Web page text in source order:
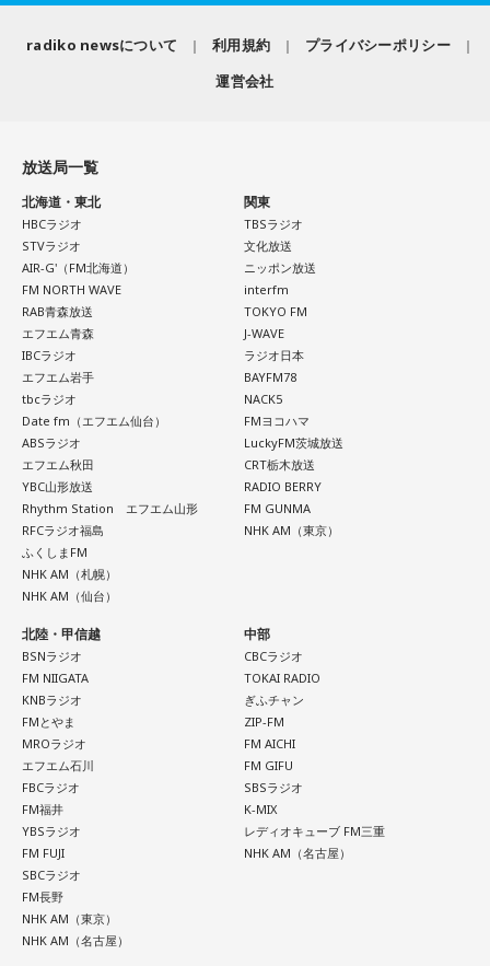
radiko newsについて 利用規約
プライバシーポリシー
運営会社
放送局一覧
北海道・東北
HBCラジオ
STVラジオ
AIR-G'（FM北海道）
FM NORTH WAVE
RAB青森放送
エフエム青森
IBCラジオ
エフエム岩手
tbcラジオ
Date fm（エフエム仙台）
ABSラジオ
エフエム秋田
YBC山形放送
Rhythm Station エフエム山形
RFCラジオ福島
ふくしまFM
NHK AM（札幌）
NHK AM（仙台）
関東
TBSラジオ
文化放送
ニッポン放送
interfm
TOKYO FM
J-WAVE
ラジオ日本
BAYFM78
NACK5
FMヨコハマ
LuckyFM茨城放送
CRT栃木放送
RADIO BERRY
FM GUNMA
NHK AM（東京）
北陸・甲信越
BSNラジオ
FM NIIGATA
KNBラジオ
FMとやま
MROラジオ
エフエム石川
FBCラジオ
FM福井
YBSラジオ
FM FUJI
SBCラジオ
FM長野
NHK AM（東京）
NHK AM（名古屋）
中部
CBCラジオ
TOKAI RADIO
ぎふチャン
ZIP-FM
FM AICHI
FM GIFU
SBSラジオ
K-MIX
レディオキューブ FM三重
NHK AM（名古屋）